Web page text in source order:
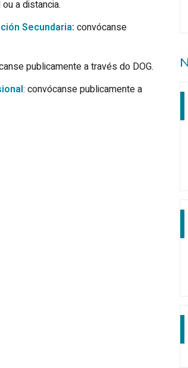
a distancia.
Secundaria: convócanse
publicamente a través do DOG.
: convócanse publicamente a